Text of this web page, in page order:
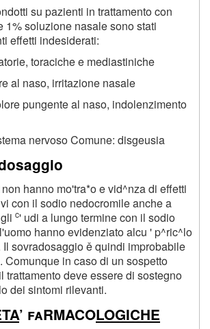
su pazienti in trattamento con
1% soluzione nasale sono stati
effetti indesiderati:
toraciche e mediastiniche
al naso, irritazione nasale
pungente al naso, indolenzimento
nervoso Comune: disgeusia
hanno mo'tra*o e vid^nza di effetti
con il sodio nedocromile anche a
c' udi a lungo termine con il sodio
hanno evidenziato alcu ' p^ric^lo
sovradosaggio ě quindi improbabile
Comunque in caso di un sospetto
trattamento deve essere di sostegno
dei sintomi rilevanti.
’ faRMACOLOGICHE